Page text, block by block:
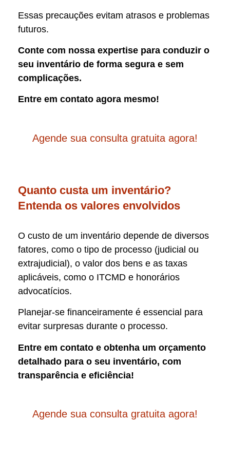
Essas precauções evitam atrasos e problemas
futuros.
Conte com nossa expertise para conduzir o
seu inventário de forma segura e sem
complicações.
Entre em contato agora mesmo!
Agende sua consulta gratuita agora!
Quanto custa um inventário?
Entenda os valores envolvidos
O custo de um inventário depende de diversos
fatores, como o tipo de processo (judicial ou
extrajudicial), o valor dos bens e as taxas
aplicáveis, como o ITCMD e honorários
advocatícios.
Planejar-se financeiramente é essencial para
evitar surpresas durante o processo.
Entre em contato e obtenha um orçamento
detalhado para o seu inventário, com
transparência e eficiência!
Agende sua consulta gratuita agora!